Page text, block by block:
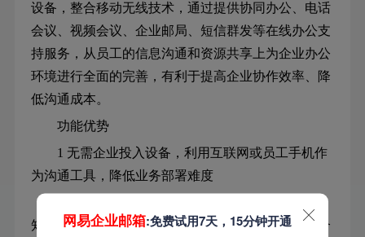
设备，整合移动无线技术，通过提供协同办公、电话
会议、视频会议、企业邮局、短信群发等在线办公支
持服务，从员工的信息沟通和资源共享上为企业办公
环境进行全面的完善，有利于提高企业协作效率、降
低沟通成本。
功能优势
1 无需企业投入设备，利用互联网或员工手机作
为沟通工具，降低业务部署难度
2 企业员工工作消息（项目讨论、事件公告与通
知、日常办公文件和邮件等）统一到达桌面系统或个
网易企业邮箱:免费试用7天，15分钟开通